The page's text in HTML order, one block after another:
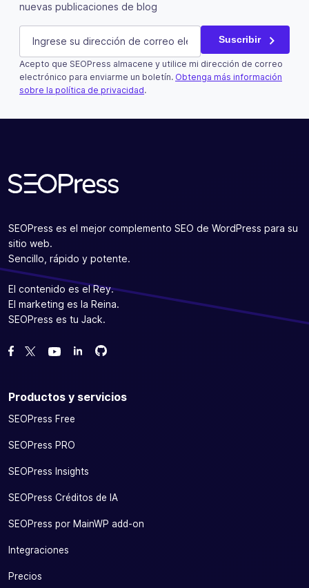
nuevas publicaciones de blog
Facebook
Este campo es un campo de validación y debe quedar
E-mail (Obligatorio) Suscribir
Acepto que SEOPress almacene y utilice mi dirección de correo
electrónico para enviarme un boletín. Obtenga más información
sobre la política de privacidad.
SEOPress es el mejor complemento SEO de WordPress para su
sitio web.
Sencillo, rápido y potente.
El contenido es el Rey.
El marketing es la Reina.
SEOPress es tu Jack.
Danos like en Facebook
Síguenos en Twitter
Míranos en YouTube
Bifurcanos en GitHub
Bifurcanos en GitHub
Productos y servicios
SEOPress Free
SEOPress PRO
SEOPress Insights
SEOPress Créditos de IA
SEOPress por MainWP add-on
Integraciones
Precios